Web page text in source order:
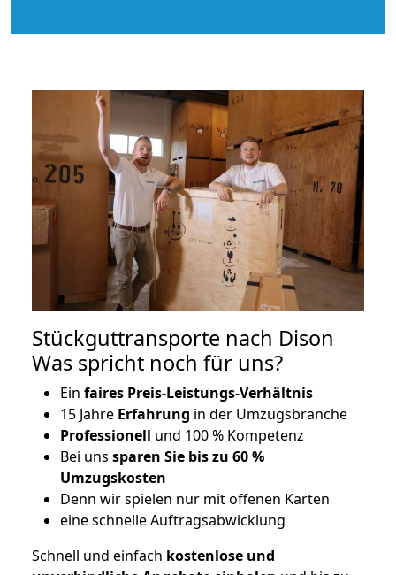
Stückguttransporte nach Dison
Was spricht noch für uns?
Ein faires Preis-Leistungs-Verhältnis
15 Jahre Erfahrung in der Umzugsbranche
Professionell und 100 % Kompetenz
Bei uns sparen Sie bis zu 60 %
Umzugskosten
Denn wir spielen nur mit offenen Karten
eine schnelle Auftragsabwicklung
Schnell und einfach kostenlose und